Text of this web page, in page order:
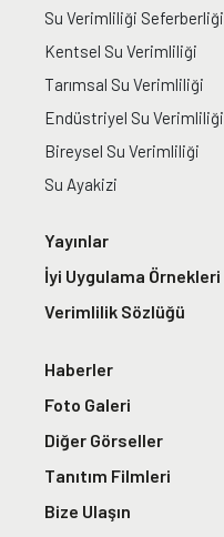
Su Verimliliği Seferberliği
Kentsel Su Verimliliği
Tarımsal Su Verimliliği
Endüstriyel Su Verimliliği
Bireysel Su Verimliliği
Su Ayakizi
Yayınlar
İyi Uygulama Örnekleri
Verimlilik Sözlüğü
Haberler
Foto Galeri
Diğer Görseller
Tanıtım Filmleri
Bize Ulaşın